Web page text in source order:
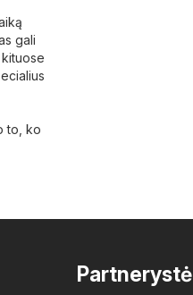
gali
to, ko
Partnerystė